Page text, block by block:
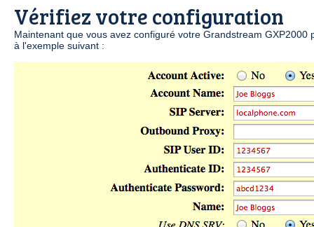
Vérifiez votre configuration
Maintenant que vous avez configuré votre Grandstream
à l'exemple suivant :